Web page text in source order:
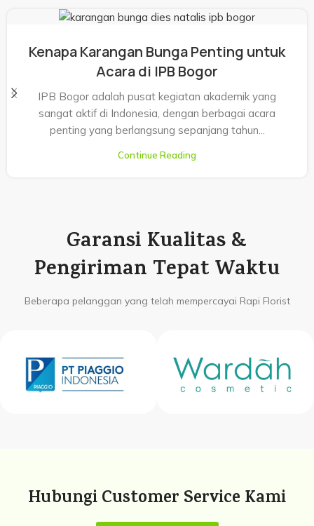
Kenapa Karangan Bunga Penting untuk
Acara di IPB Bogor
IPB Bogor adalah pusat kegiatan akademik yang
sangat aktif di Indonesia, dengan berbagai acara
penting yang berlangsung sepanjang tahun...
Continue Reading
Garansi Kualitas &
Pengiriman Tepat Waktu
Beberapa pelanggan yang telah mempercayai Rapi Florist
Hubungi Customer Service Kami